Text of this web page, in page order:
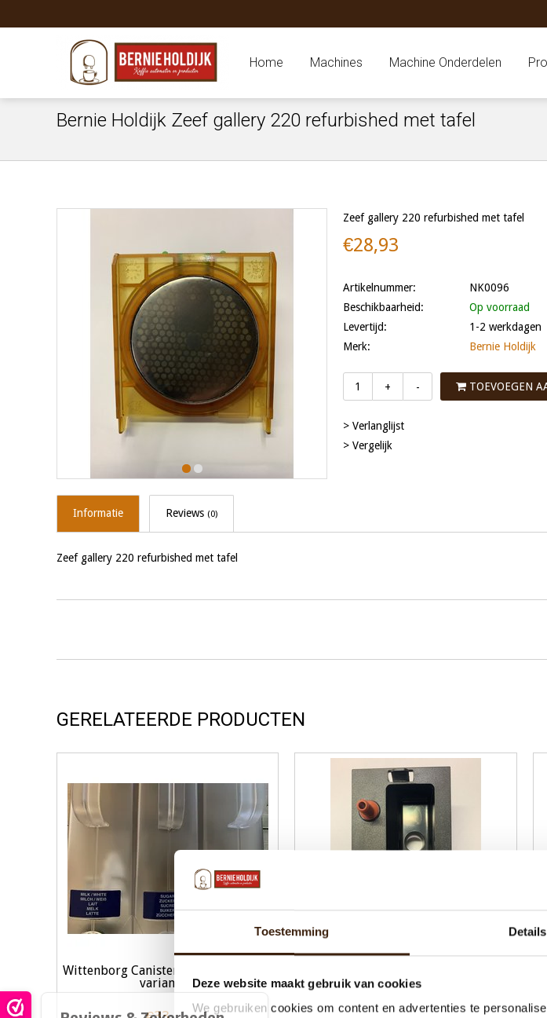
Toestemming Details
Deze website maakt gebruik van cookies
We gebruiken cookies om content en advertenties te
Home Machines Machine Onderdelen
Bernie Holdijk Zeef gallery 220 refurbished met tafel
Zeef gallery 220 refurbished met tafel
€28,93
Artikelnummer:
NK0096
Beschikbaarheid:
Op voorraad
Levertijd:
1-2 werkdagen
Merk:
Bernie Holdijk
+ - TOEVOEGEN
> Verlanglijst
> Vergelijk
Informatie Reviews (0)
Zeef gallery 220 refurbished met tafel
GERELATEERDE PRODUCTEN
Wittenborg Canister productbak Alle
varianten!